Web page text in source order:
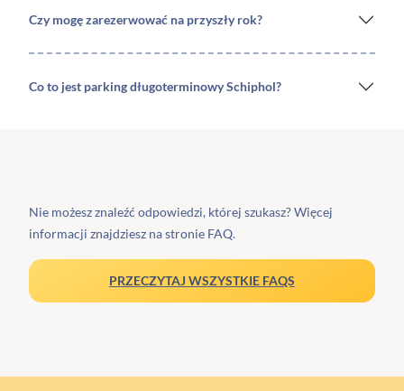
Czy mogę zarezerwować na przyszły rok?
Co to jest parking długoterminowy Schiphol?
Nie możesz znaleźć odpowiedzi, której szukasz? Więcej
informacji znajdziesz na stronie FAQ.
PRZECZYTAJ WSZYSTKIE FAQS